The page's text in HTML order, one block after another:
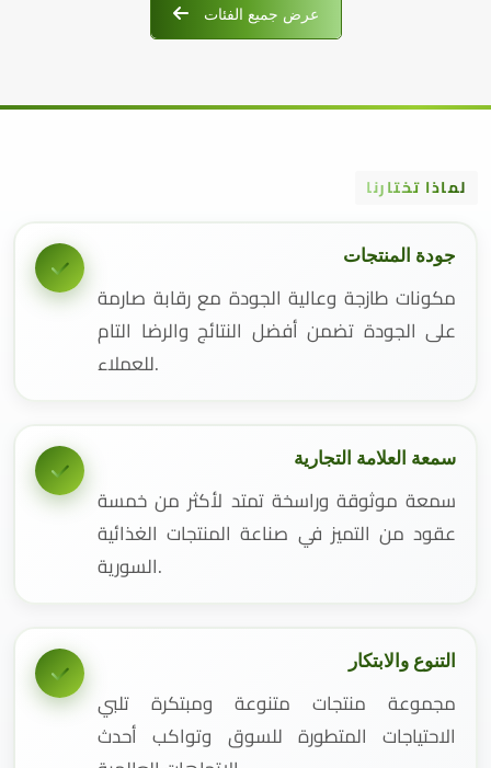
عرض جميع الفئات
لماذا تختارنا
جودة المنتجات
مكونات طازجة وعالية الجودة مع رقابة صارمة
على الجودة تضمن أفضل النتائج والرضا التام
للعملاء.
سمعة العلامة التجارية
سمعة موثوقة وراسخة تمتد لأكثر من خمسة
عقود من التميز في صناعة المنتجات الغذائية
السورية.
التنوع والابتكار
مجموعة منتجات متنوعة ومبتكرة تلبي
الاحتياجات المتطورة للسوق وتواكب أحدث